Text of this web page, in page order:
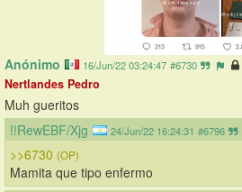
Anónimo 16/Jun/22 03:24:47 #6730
Nertlandes Pedro
Muh gueritos
!!RewEBF/Xjg
24/Jun/22 16:24:31 #6796
>>6730 (OP)
Mamita que tipo enfermo